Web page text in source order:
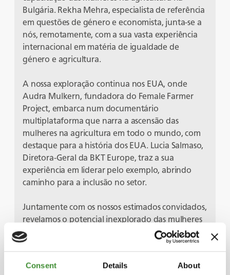
Consent Details About
Bulgária. Rekha Mehra, especialista de referência
em questões de género e economista, junta-se a
nós, remotamente, com a sua vasta experiência
internacional em matéria de igualdade de
género e agricultura.
A nossa exploração continua nos EUA, onde
Audra Mulkern, fundadora do Female Farmer
Project, embarca num documentário
multiplataforma que narra a ascensão das
mulheres na agricultura em todo o mundo, com
destaque para a história dos EUA. Lucia Salmaso,
Diretora-Geral da BKT Europe, traz a sua
experiência em liderar pelo exemplo, abrindo
caminho para a inclusão no setor.
Juntamente com os nossos estimados convidados,
revelamos o potencial inexplorado das mulheres
na agricultura, abrindo caminho para um futuro
mais equitativo e próspero. Junte-se a nós para
para a nossa segurança alimentar e para construir